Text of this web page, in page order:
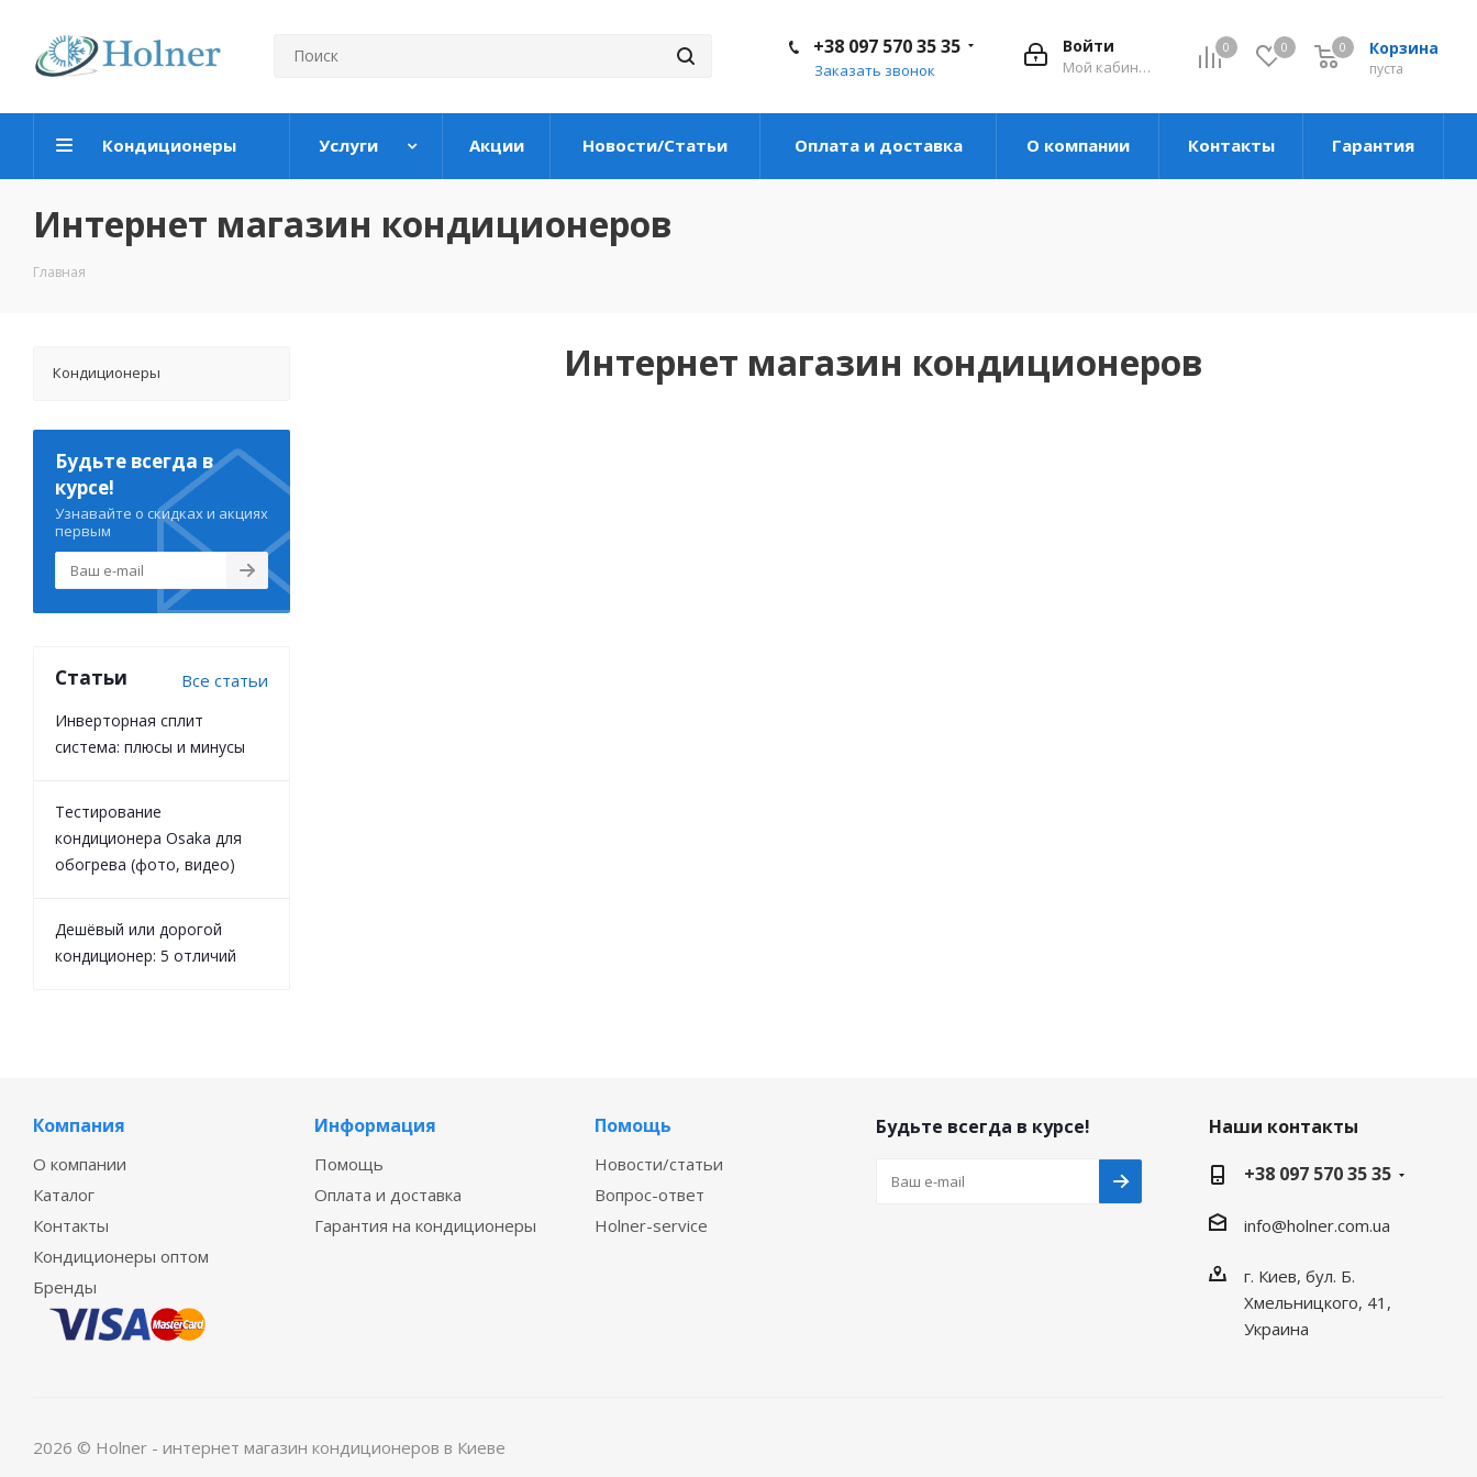
0 0 Корзина
пуста
0
Войти
Мой кабинет
+38 097 570 35 35
Заказать звонок
Кондиционеры Услуги Акции Новости/Статьи Оплата и доставка О компании Контакты Гарантия
Интернет магазин кондиционеров
Главная
Интернет магазин кондиционеров
Кондиционеры
Будьте всегда в
курсе!
Узнавайте о скидках и акциях
первым
Статьи Все статьи
Инверторная сплит
система: плюсы и минусы
Тестирование
кондиционера Osaka для
обогрева (фото, видео)
Дешёвый или дорогой
кондиционер: 5 отличий
Компания
О компании
Каталог
Контакты
Кондиционеры оптом
Бренды
Информация
Помощь
Оплата и доставка
Гарантия на кондиционеры
Помощь
Новости/статьи
Вопрос-ответ
Holner-service
Будьте всегда в курсе!
Наши контакты
+38 097 570 35 35
info@holner.com.ua
г. Киев, бул. Б.
Хмельницкого, 41,
Украина
2026 © Holner - интернет магазин кондиционеров в Киеве